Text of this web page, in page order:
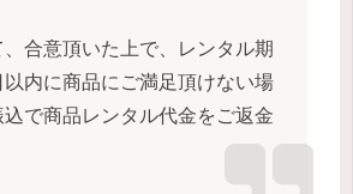
、合意頂いた上で、レンタル期
以内に商品にご満足頂けない場
で商品レンタル代金をご返金